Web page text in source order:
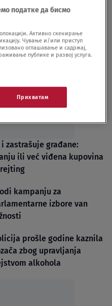
zastrašuje građane:
ili već viđena kupovina
kampanju za
izbore van
prošle godine kaznila
zbog upravljanja
alkohola
податке да бисмо
Активно скенирање
Чување и/или приступ
оглашавање и садржај,
публике и развој услуга.
Прихватам